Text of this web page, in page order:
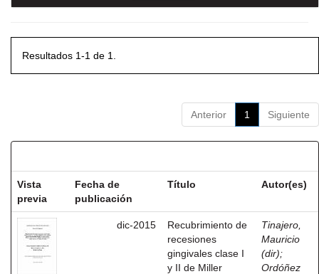
Resultados 1-1 de 1.
Anterior 1 Siguiente
Vista
previa
Fecha de
publicación
Título Autor(es)
dic-2015
Recubrimiento de
recesiones
gingivales clase I
y II de Miller
Tinajero,
Mauricio
(dir);
Ordóñez